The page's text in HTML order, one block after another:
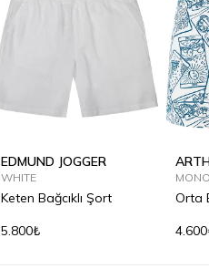
EDMUND JOGGER
WHITE
Keten Bağcıklı Şort
5.800₺
Orta